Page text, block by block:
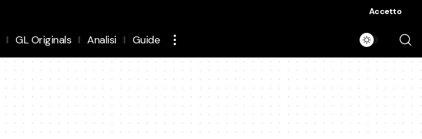
Accetto
GL Originals Analisi Guide